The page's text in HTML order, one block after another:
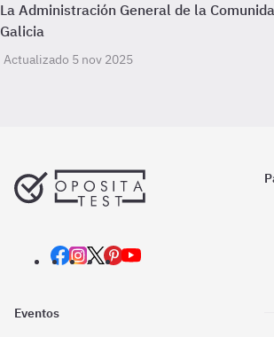
La Administración General de la
Galicia
Actualizado 5 nov 2025
Eventos